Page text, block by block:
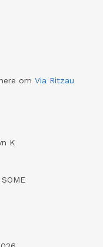
om Via Ritzau
K